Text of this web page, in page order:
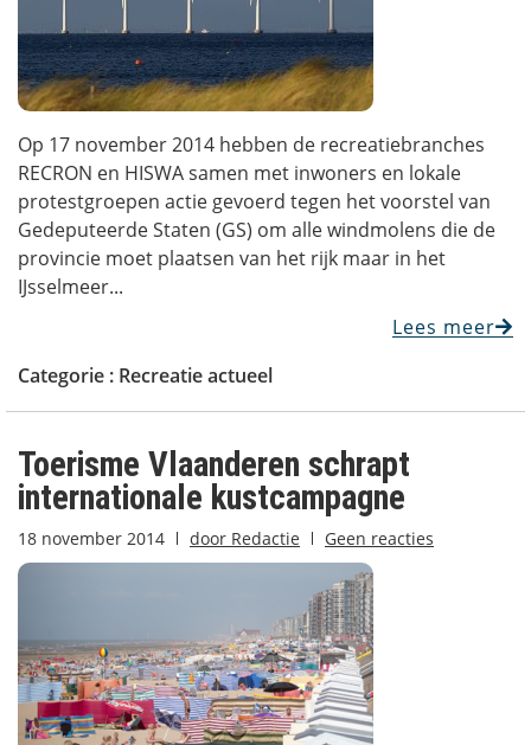
Op 17 november 2014 hebben de recreatiebranches
RECRON en HISWA samen met inwoners en lokale
protestgroepen actie gevoerd tegen het voorstel van
Gedeputeerde Staten (GS) om alle windmolens die de
provincie moet plaatsen van het rijk maar in het
IJsselmeer...
Lees meer
Categorie : Recreatie actueel
Toerisme Vlaanderen schrapt
internationale kustcampagne
18 november 2014 door Redactie Geen reacties